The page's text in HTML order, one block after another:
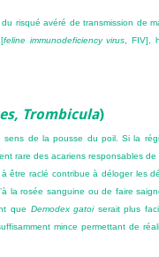
risqué avéré de transmission de
feline immunodeficiency virus , FIV],
Trombicula)
sens de la pousse du poil. Si la
rare des acariens responsables de
être raclé contribue à déloger les
la rosée sanguine ou de faire
que Demodex gatoiserait plus
mince permettant de